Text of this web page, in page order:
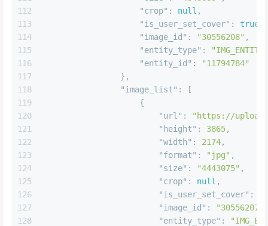
111
112
113
114
115
116
117
118
119
120
121
122
123
124
125
126
127
"size" : "4346689"
"crop": null
"is_user_set_cover": true
"image_id": "30556208",
"entity_type"
:
},
"image_list"
"url":
"https://upload-
"height"
3865
"width": 2174,
"format"
: "jpg",
"size" : "4443075"
"crop": null
"is_user_set_cover":
"image_id": "30556207"